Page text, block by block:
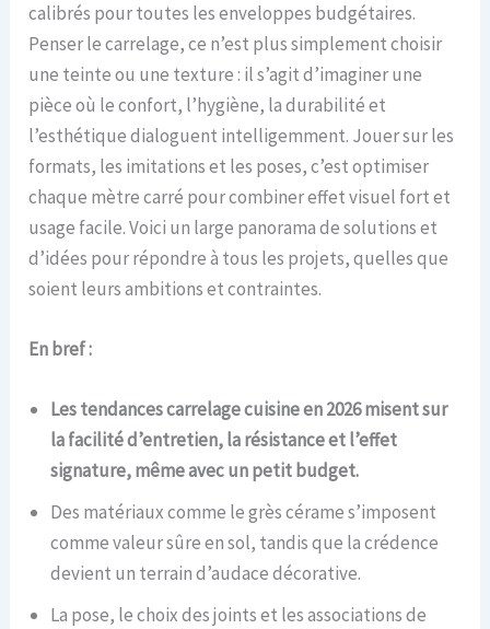
calibrés pour toutes les enveloppes budgétaires.
Penser le carrelage, ce n’est plus simplement choisir
une teinte ou une texture : il s’agit d’imaginer une
pièce où le confort, l’hygiène, la durabilité et
l’esthétique dialoguent intelligemment. Jouer sur les
formats, les imitations et les poses, c’est optimiser
chaque mètre carré pour combiner effet visuel fort et
usage facile. Voici un large panorama de solutions et
d’idées pour répondre à tous les projets, quelles que
soient leurs ambitions et contraintes.
En bref :
Les tendances carrelage cuisine en 2026 misent sur
la facilité d’entretien, la résistance et l’effet
signature, même avec un petit budget.
Des matériaux comme le grès cérame s’imposent
comme valeur sûre en sol, tandis que la crédence
devient un terrain d’audace décorative.
La pose, le choix des joints et les associations de